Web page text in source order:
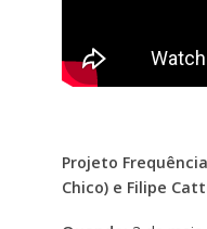
Projeto
Chico) e Filipe